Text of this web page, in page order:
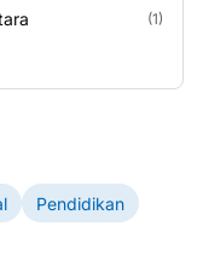
(1)
Pendidikan